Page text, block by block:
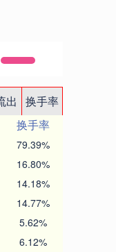
出
换手率
换手率
79.39%
16.80%
14.18%
14.77%
5.62%
6.12%